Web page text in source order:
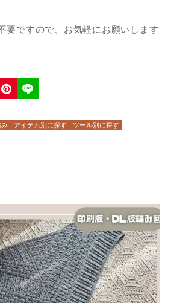
要ですので、お気軽にお願いします
アイテム別に探す ツール別に探す